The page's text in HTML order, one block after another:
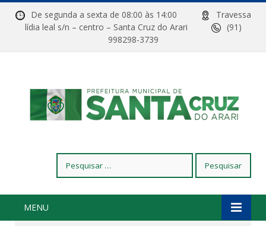
De segunda a sexta de 08:00 às 14:00
Travessa
lídia leal s/n – centro – Santa Cruz do Arari
(91)
998298-3739
por:
MENU